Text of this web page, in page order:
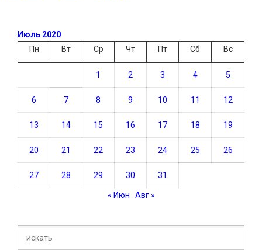
Июль 2020
Пн
Вт Ср Чт Пт Сб Вс
1 2 3 4 5
6 7 8 9 10 11 12
13 14 15 16 17 18 19
20 21 22 23 24 25 26
27 28 29 30 31
« Июн Авг »